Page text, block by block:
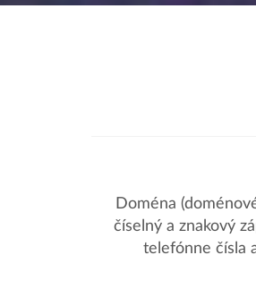
Doména
číselný a znakový
telefónne čísla